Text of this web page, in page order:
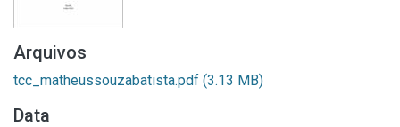
Arquivos
tcc_matheussouzabatista.pdf (3.13 MB)
Data